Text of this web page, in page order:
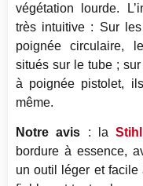
végétation lourde.
très intuitive : Sur
poignée circulaire,
situés sur le tube ;
à poignée pistolet,
même.
Notre avis : la
bordure à essence,
un outil léger et facile